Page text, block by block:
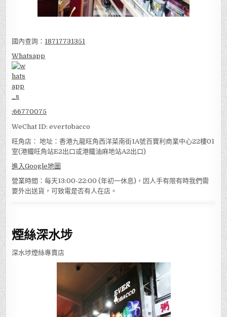
國內查詢： 18717731351
Whatsapp
:66770075
WeChat ID: evertobacco
旺角店： 地址：香港九龍旺角西洋菜南街1A號百寶利商業中心22樓01
室(港鐵旺角站E2出口或港鐵油麻地站A2出口)
進入Google地圖
營業時間：每天13:00-22:00 (年初一休息)，因人手有限有時我們需
要外出送貨，可致電是否有人在店。
煙絲深水埗
深水埗煙絲專賣店